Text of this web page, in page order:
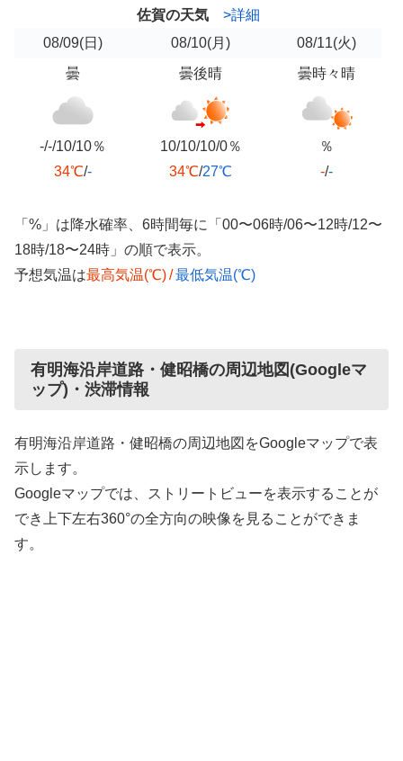
佐賀の天気
>詳細
08/09(日) 08/10(月) 08/11(火)
曇
-/-/10/10％
34℃/-
曇後晴
10/10/10/0％
34℃/27℃
曇時々晴
％
-/-
「%」は降水確率、6時間毎に「00〜06時/06〜12時/12〜
18時/18〜24時」の順で表示。
予想気温は最高気温(℃)/最低気温(℃)
有明海沿岸道路・健昭橋の周辺地図(Googleマ
ップ)・渋滞情報
有明海沿岸道路・健昭橋の周辺地図をGoogleマップで表
示します。
Googleマップでは、ストリートビューを表示することが
でき上下左右360°の全方向の映像を見ることができま
す。